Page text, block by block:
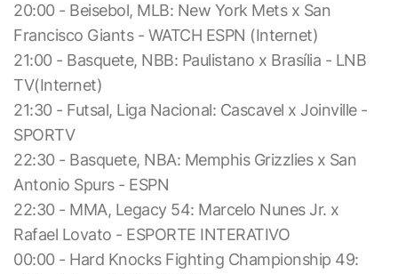
20:00 - Beisebol, MLB: New York Mets x San
Francisco Giants - WATCH ESPN (Internet)
21:00 - Basquete, NBB: Paulistano x Brasília - LNB
TV(Internet)
21:30 - Futsal, Liga Nacional: Cascavel x Joinville -
SPORTV
22:30 - Basquete, NBA: Memphis Grizzlies x San
Antonio Spurs - ESPN
22:30 - MMA, Legacy 54: Marcelo Nunes Jr. x
Rafael Lovato - ESPORTE INTERATIVO
00:00 - Hard Knocks Fighting Championship 49: